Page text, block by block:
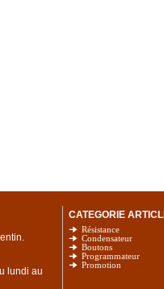
lundi au
CATEGORIE
Résistance
Condensateur
Boutons
Programmateur
Promotion